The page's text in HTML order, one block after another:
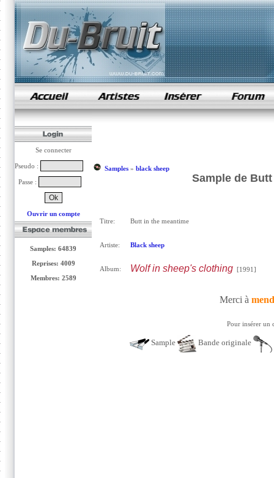
samples de rap
Se connecter
Pseudo :
Passe :
Ouvrir un compte
Samples: 64839
Reprises: 4009
Membres: 2589
Samples» black sheep
Sample de
Titre: Butt in the meantime
Artiste: Black sheep
Album: Wolf in sheep's clothing[1991]
Merci à
Pour insérer un
Sample Bande originale